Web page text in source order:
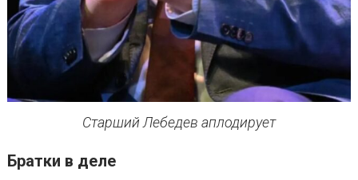
Старший Лебедев аплодирует
Братки в деле